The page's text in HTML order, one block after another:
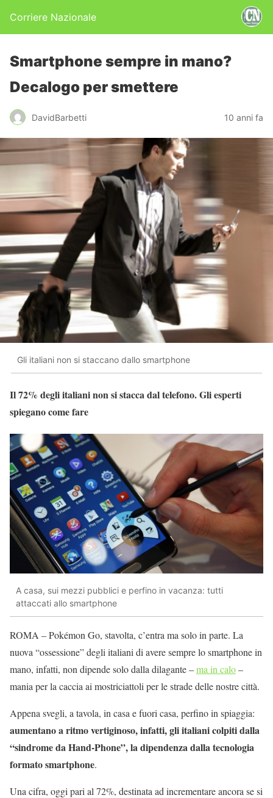
Corriere Nazionale
Smartphone sempre in mano?
Decalogo per smettere
DavidBarbetti 10 anni fa
Gli italiani non si staccano dallo smartphone
Il 72% degli italiani non si stacca dal telefono. Gli esperti
spiegano come fare
A casa, sui mezzi pubblici e perfino in vacanza: tutti
attaccati allo smartphone
ROMA – Pokémon Go, stavolta, c’entra ma solo in parte. La
nuova “ossessione” degli italiani di avere sempre lo smartphone in
mano, infatti, non dipende solo dalla dilagante –ma in calo–
mania per la caccia ai mostriciattoli per le strade delle nostre città.
Appena svegli, a tavola, in casa e fuori casa, perfino in spiaggia:
aumentano a ritmo vertiginoso, infatti, gli italiani colpiti dalla
“sindrome da Hand-Phone”, la dipendenza dalla tecnologia
formato smartphone.
Una cifra, oggi pari al 72%, destinata ad incrementare ancora se si